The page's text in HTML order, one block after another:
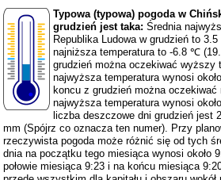
Typowa (typowa) pogoda w
grudzień jest taka: Średnia
Republika Ludowa w grudzień to
najniższa temperatura to -6.8 ℃
grudzień można oczekiwać wyższy
najwyższa temperatura wynosi
koncu z grudzień można
najwyższa temperatura wynosi
liczba deszczowe dni grudzień jest
mm (Spójrz co oznacza ten numer). Przy
rzeczywista pogoda może różnić się od tych
dnia na początku tego miesiąca wynosi około
połowie miesiąca 9:23 i na końcu miesiąca